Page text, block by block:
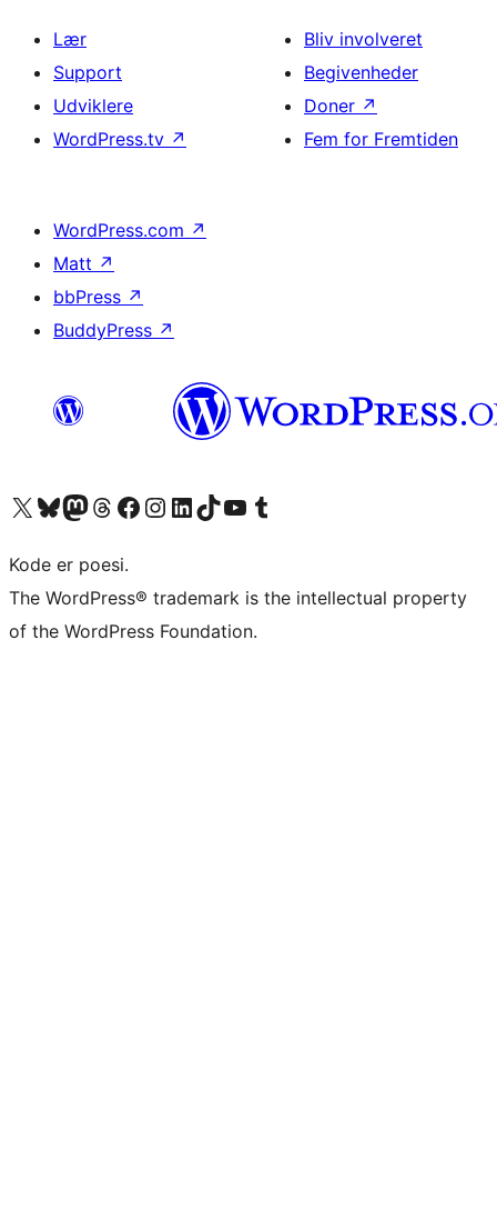
Lær
Support
Udviklere
WordPress.tv ↗
Bliv involveret
Begivenheder
Doner ↗
Fem for Fremtiden
WordPress.com ↗
Matt ↗
bbPress ↗
BuddyPress ↗
Besøg vores X (tidligere Twitter) konto
Besøg vores Bluesky-konto
Besøg vores Mastodon konto
Besøg vores Threads-konto
Besøg vores Facebook sideBesøg vores Instagram konto
Besøg vores LinkedIn konto
Besøg vores TikTok-konto
Besøg vores YouTube-kanalBesøg vores Tumblr-konto
Kode er poesi.
The WordPress® trademark is the intellectual property
of the WordPress Foundation.